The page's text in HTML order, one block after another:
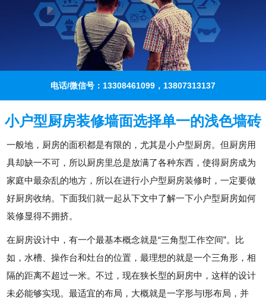
电话/微信号：13308461099，13807313137
小户型厨房装修墙面选择单一的浅色墙砖
一般地，厨房的面积都是有限的，尤其是小户型厨房。但厨房用
具却缺一不可，所以厨房里总是放满了各种东西，使得厨房成为
家庭中最杂乱的地方，所以在进行小户型厨房装修时，一定要做
好厨房收纳。下面我们就一起从下文中了解一下小户型厨房如何
装修显得不拥挤。
在厨房设计中，有一个最基本概念就是“三角型工作空间”。比
如，水槽、操作台和灶台的位置，最理想的就是一个三角形，相
隔的距离不超过一米。不过，现在狭长型的厨房中，这样的设计
未必能够实现。最适宜的布局，大概就是一字形与l形布局，并